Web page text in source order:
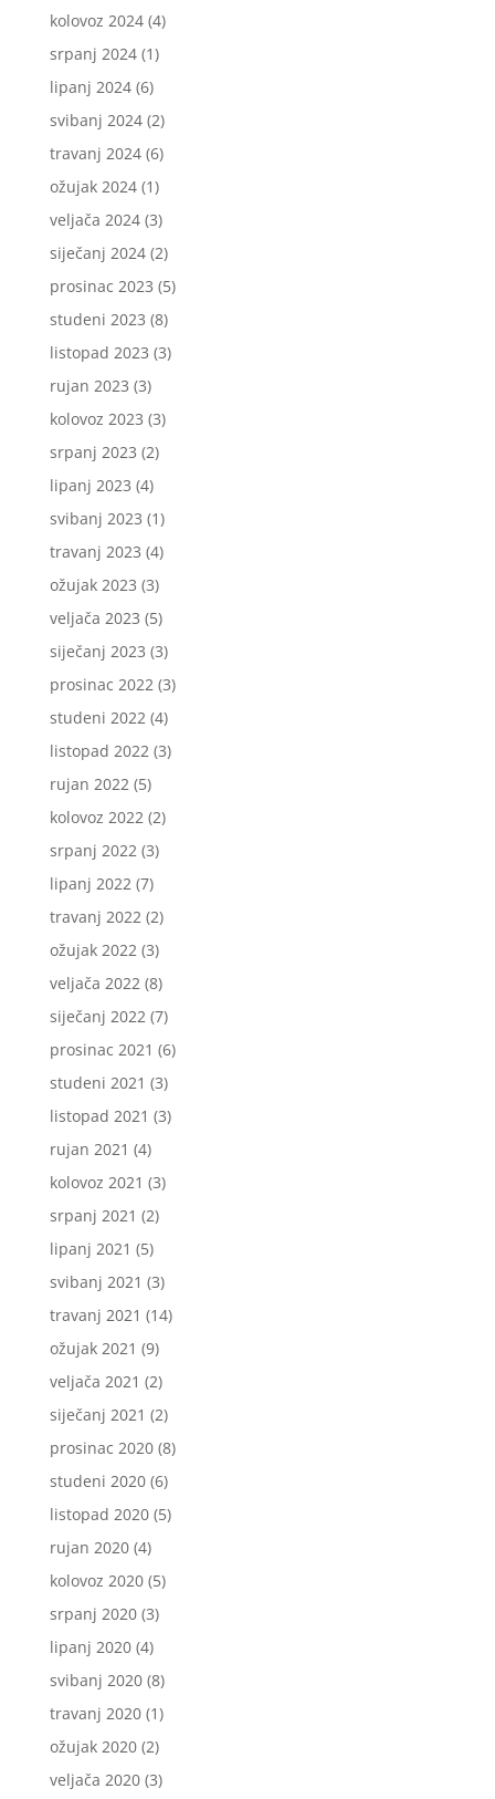
kolovoz 2024(4)
srpanj 2024(1)
lipanj 2024(6)
svibanj 2024(2)
travanj 2024(6)
ožujak 2024(1)
veljača 2024(3)
siječanj 2024(2)
prosinac 2023 (5)
studeni 2023 (8)
listopad 2023 (3)
rujan 2023 (3)
kolovoz 2023 (3)
srpanj 2023 (2)
lipanj 2023 (4)
svibanj 2023 (1)
travanj 2023 (4)
ožujak 2023 (3)
veljača 2023 (5)
siječanj 2023 (3)
prosinac 2022(3)
studeni 2022(4)
listopad 2022(3)
rujan 2022(5)
kolovoz 2022(2)
srpanj 2022(3)
lipanj 2022(7)
travanj 2022(2)
ožujak 2022(3)
veljača 2022(8)
siječanj 2022(7)
prosinac 2021 (6)
studeni 2021 (3)
listopad 2021 (3)
rujan 2021 (4)
kolovoz 2021 (3)
srpanj 2021 (2)
lipanj 2021 (5)
svibanj 2021 (3)
travanj 2021 (14)
ožujak 2021 (9)
veljača 2021 (2)
siječanj 2021 (2)
prosinac 2020(8)
studeni 2020(6)
listopad 2020(5)
rujan 2020(4)
kolovoz 2020(5)
srpanj 2020(3)
lipanj 2020(4)
svibanj 2020(8)
travanj 2020(1)
ožujak 2020(2)
veljača 2020(3)